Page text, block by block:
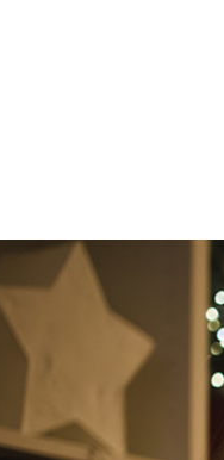
24. nov. 2025
å få bedre
skaper mer
du kobler opp mange